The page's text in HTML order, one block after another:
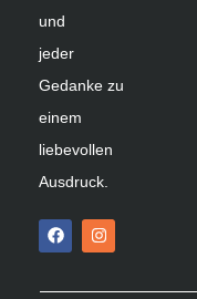
und
jeder
Gedanke zu
einem
liebevollen
Ausdruck.